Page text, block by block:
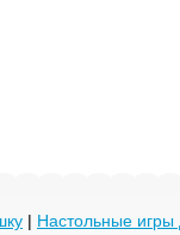
| Настольные игры